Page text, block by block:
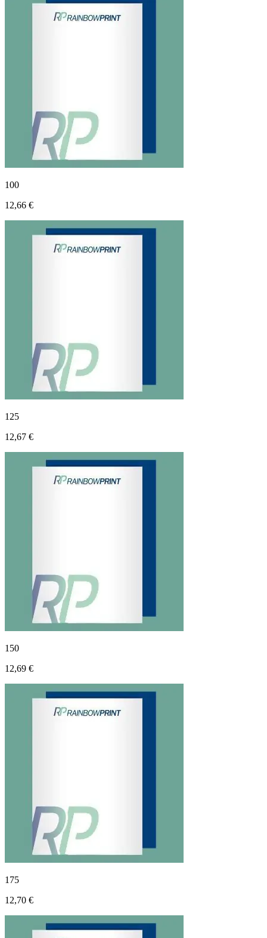
100
12,66 €
125
12,67 €
150
12,69 €
175
12,70 €